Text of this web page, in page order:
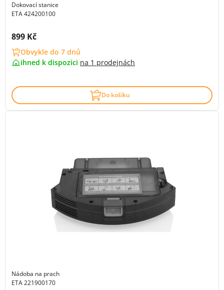
Dokovací stanice
ETA 424200100
Cena s DPH:
899 Kč
Obvykle do 7 dnů
ihned k dispozici na 1 prodejnách
Do košíku
Nádoba na prach
ETA 221900170